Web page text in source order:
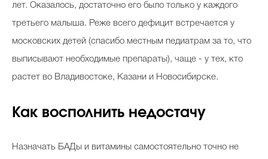
лет. Оказалось, достаточно его было только у каждого
третьего малыша. Реже всего дефицит встречается у
московских детей (спасибо местным педиатрам за то, что
выписывают необходимые препараты), чаще - у тех, кто
растет во Владивостоке, Казани и Новосибирске.
Как восполнить недостачу
Назначать БАДы и витамины самостоятельно точно не